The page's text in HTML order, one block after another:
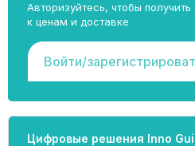
Авторизуйтесь, чтобы получить
к ценам и доставке
Войти/
Цифровые решения Inno